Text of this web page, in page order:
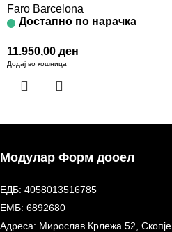
Faro Barcelona
Достапно по нарачка
11.950,00 ден
Додај во кошница
Модулар Форм дооел
ЕДБ: 4058013516785
ЕМБ: 6892680
Адреса: Мирослав Крлежа 52, Скопје